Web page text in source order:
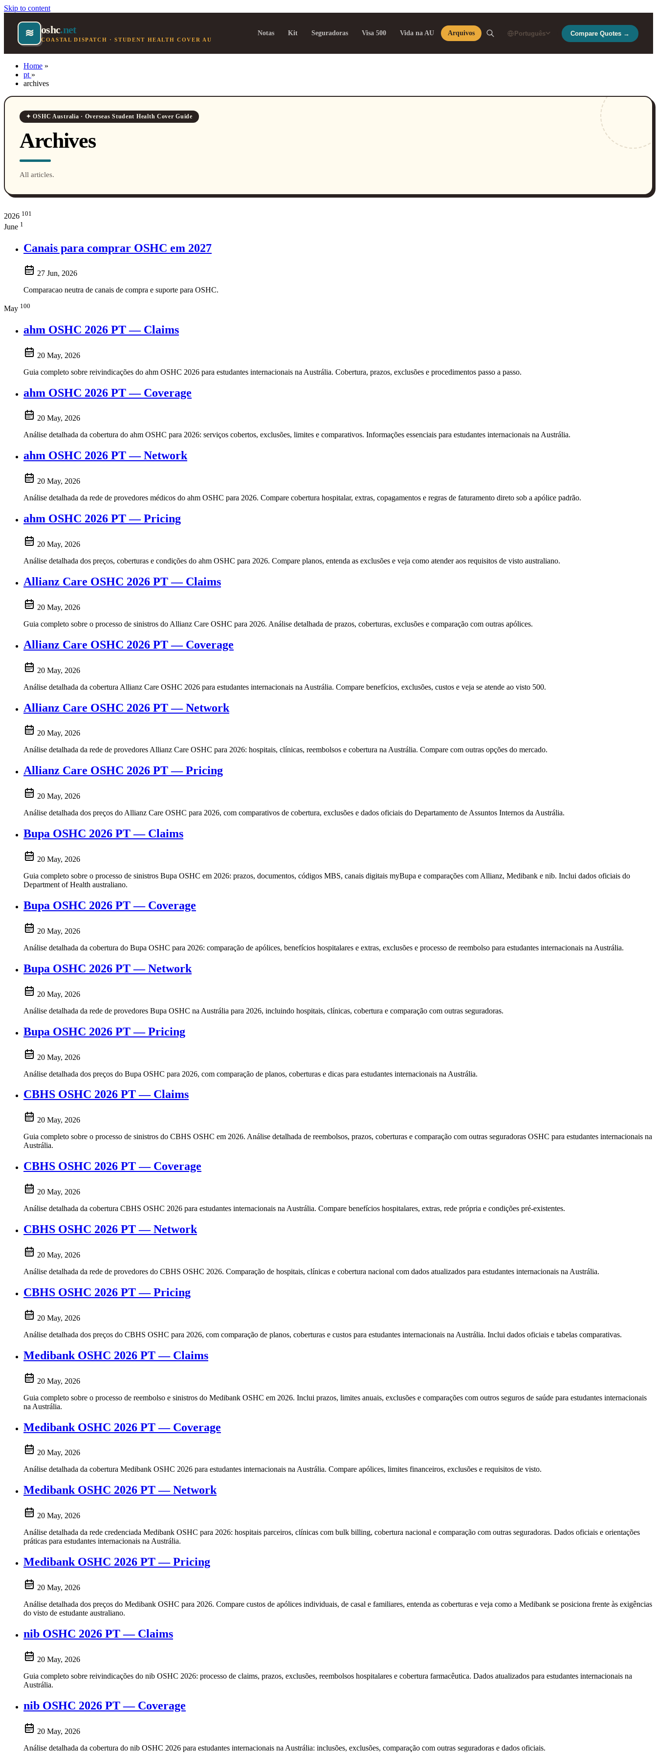
Skip to content
≋ oshc.net
COASTAL DISPATCH · STUDENT HEALTH COVER AU
Notas Kit Seguradoras Visa 500 Vida na AU Arquivos Português Compare Quotes →
Home »
pt »
archives
✦ OSHC Australia · Overseas Student Health Cover Guide
Archives
All articles.
2026 101
June 1
Canais para comprar OSHC em 2027
27 Jun, 2026
Comparacao neutra de canais de compra e suporte para OSHC.
May 100
ahm OSHC 2026 PT — Claims
20 May, 2026
Guia completo sobre reivindicações do ahm OSHC 2026 para estudantes internacionais na Austrália. Cobertura, prazos, exclusões e procedimentos passo a passo.
ahm OSHC 2026 PT — Coverage
20 May, 2026
Análise detalhada da cobertura do ahm OSHC para 2026: serviços cobertos, exclusões, limites e comparativos. Informações essenciais para estudantes internacionais na Austrália.
ahm OSHC 2026 PT — Network
20 May, 2026
Análise detalhada da rede de provedores médicos do ahm OSHC para 2026. Compare cobertura hospitalar, extras, copagamentos e regras de faturamento direto sob a apólice padrão.
ahm OSHC 2026 PT — Pricing
20 May, 2026
Análise detalhada dos preços, coberturas e condições do ahm OSHC para 2026. Compare planos, entenda as exclusões e veja como atender aos requisitos de visto australiano.
Allianz Care OSHC 2026 PT — Claims
20 May, 2026
Guia completo sobre o processo de sinistros do Allianz Care OSHC para 2026. Análise detalhada de prazos, coberturas, exclusões e comparação com outras apólices.
Allianz Care OSHC 2026 PT — Coverage
20 May, 2026
Análise detalhada da cobertura Allianz Care OSHC 2026 para estudantes internacionais na Austrália. Compare benefícios, exclusões, custos e veja se atende ao visto 500.
Allianz Care OSHC 2026 PT — Network
20 May, 2026
Análise detalhada da rede de provedores Allianz Care OSHC para 2026: hospitais, clínicas, reembolsos e cobertura na Austrália. Compare com outras opções do mercado.
Allianz Care OSHC 2026 PT — Pricing
20 May, 2026
Análise detalhada dos preços do Allianz Care OSHC para 2026, com comparativos de cobertura, exclusões e dados oficiais do Departamento de Assuntos Internos da Austrália.
Bupa OSHC 2026 PT — Claims
20 May, 2026
Guia completo sobre o processo de sinistros Bupa OSHC em 2026: prazos, documentos, códigos MBS, canais digitais myBupa e comparações com Allianz, Medibank e nib. Inclui dados oficiais do
Department of Health australiano.
Bupa OSHC 2026 PT — Coverage
20 May, 2026
Análise detalhada da cobertura do Bupa OSHC para 2026: comparação de apólices, benefícios hospitalares e extras, exclusões e processo de reembolso para estudantes internacionais na Austrália.
Bupa OSHC 2026 PT — Network
20 May, 2026
Análise detalhada da rede de provedores Bupa OSHC na Austrália para 2026, incluindo hospitais, clínicas, cobertura e comparação com outras seguradoras.
Bupa OSHC 2026 PT — Pricing
20 May, 2026
Análise detalhada dos preços do Bupa OSHC para 2026, com comparação de planos, coberturas e dicas para estudantes internacionais na Austrália.
CBHS OSHC 2026 PT — Claims
20 May, 2026
Guia completo sobre o processo de sinistros do CBHS OSHC em 2026. Análise detalhada de reembolsos, prazos, coberturas e comparação com outras seguradoras OSHC para estudantes internacionais na
Austrália.
CBHS OSHC 2026 PT — Coverage
20 May, 2026
Análise detalhada da cobertura CBHS OSHC 2026 para estudantes internacionais na Austrália. Compare benefícios hospitalares, extras, rede própria e condições pré-existentes.
CBHS OSHC 2026 PT — Network
20 May, 2026
Análise detalhada da rede de provedores do CBHS OSHC 2026. Comparação de hospitais, clínicas e cobertura nacional com dados atualizados para estudantes internacionais na Austrália.
CBHS OSHC 2026 PT — Pricing
20 May, 2026
Análise detalhada dos preços do CBHS OSHC para 2026, com comparação de planos, coberturas e custos para estudantes internacionais na Austrália. Inclui dados oficiais e tabelas comparativas.
Medibank OSHC 2026 PT — Claims
20 May, 2026
Guia completo sobre o processo de reembolso e sinistros do Medibank OSHC em 2026. Inclui prazos, limites anuais, exclusões e comparações com outros seguros de saúde para estudantes internacionais
na Austrália.
Medibank OSHC 2026 PT — Coverage
20 May, 2026
Análise detalhada da cobertura Medibank OSHC 2026 para estudantes internacionais na Austrália. Compare apólices, limites financeiros, exclusões e requisitos de visto.
Medibank OSHC 2026 PT — Network
20 May, 2026
Análise detalhada da rede credenciada Medibank OSHC para 2026: hospitais parceiros, clínicas com bulk billing, cobertura nacional e comparação com outras seguradoras. Dados oficiais e orientações
práticas para estudantes internacionais na Austrália.
Medibank OSHC 2026 PT — Pricing
20 May, 2026
Análise detalhada dos preços do Medibank OSHC para 2026. Compare custos de apólices individuais, de casal e familiares, entenda as coberturas e veja como a Medibank se posiciona frente às exigências
do visto de estudante australiano.
nib OSHC 2026 PT — Claims
20 May, 2026
Guia completo sobre reivindicações do nib OSHC 2026: processo de claims, prazos, exclusões, reembolsos hospitalares e cobertura farmacêutica. Dados atualizados para estudantes internacionais na
Austrália.
nib OSHC 2026 PT — Coverage
20 May, 2026
Análise detalhada da cobertura do nib OSHC 2026 para estudantes internacionais na Austrália: inclusões, exclusões, comparação com outras seguradoras e dados oficiais.